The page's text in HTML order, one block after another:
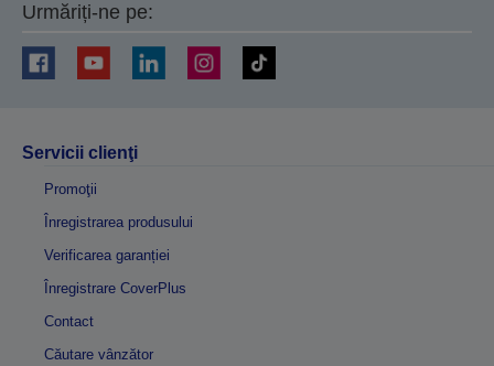
Urmăriți-ne pe:
Servicii clienţi
Promoţii
Înregistrarea produsului
Verificarea garanției
Înregistrare CoverPlus
Contact
Căutare vânzător